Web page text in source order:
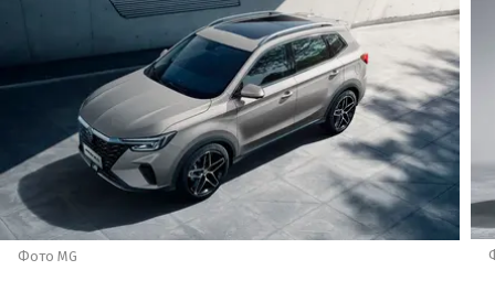
Фото MG